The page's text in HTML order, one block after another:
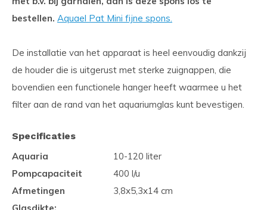
bestellen. Aquael Pat Mini fijne spons.
De installatie van het apparaat is heel eenvoudig dankzij
de houder die is uitgerust met sterke zuignappen, die
bovendien een functionele hanger heeft waarmee u het
filter aan de rand van het aquariumglas kunt bevestigen.
Specificaties
Aquaria
10-120 liter
Pompcapaciteit
400 l/u
Afmetingen
3,8x5,3x14 cm